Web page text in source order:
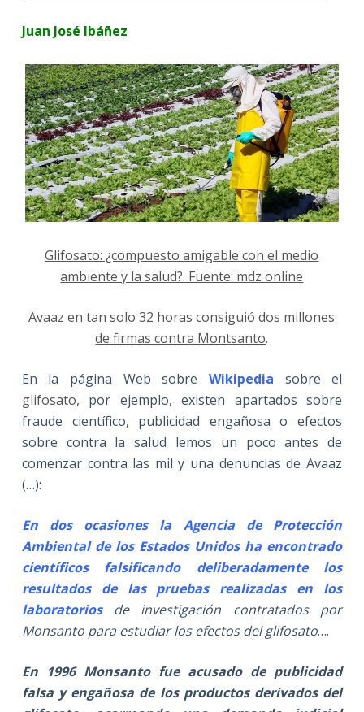
Juan José Ibáñez
Glifosato: ¿compuesto amigable con el medio
ambiente y la salud?. Fuente: mdz online
Avaaz en tan solo 32 horas consiguió dos millones
de firmas contra Montsanto.
En la página Web sobre Wikipedia sobre el
glifosato, por ejemplo, existen apartados sobre
fraude científico, publicidad engañosa o efectos
sobre contra la salud lemos un poco antes de
comenzar contra las mil y una denuncias de Avaaz
(…):
En dos ocasiones la Agencia de Protección
Ambiental de los Estados Unidos ha encontrado
científicos falsificando deliberadamente los
resultados de las pruebas realizadas en los
laboratorios
de investigación contratados por
Monsanto para estudiar los efectos del glifosato….
En 1996 Monsanto fue acusado de publicidad
falsa y engañosa de los productos derivados del